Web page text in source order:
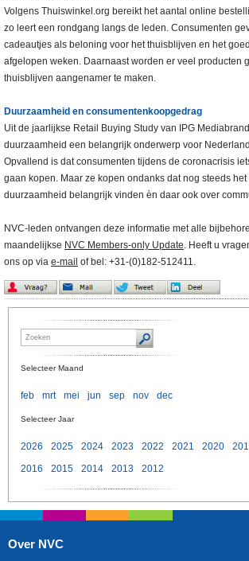
Volgens Thuiswinkel.org bereikt het aantal online
zo leert een rondgang langs de leden. Consumenten
cadeautjes als beloning voor het thuisblijven en het
afgelopen weken. Daarnaast worden er veel producten
thuisblijven aangenamer te maken.
Duurzaamheid en consumentenkoopgedrag
Uit de jaarlijkse Retail Buying Study van IPG
duurzaamheid een belangrijk onderwerp voor
Opvallend is dat consumenten tijdens de coronacrisis
gaan kopen. Maar ze kopen ondanks dat nog steeds
duurzaamheid belangrijk vinden èn daar ook over
NVC-leden ontvangen deze informatie met alle
maandelijkse NVC Members-only Update. Heeft u
ons op via e-mail of bel: +31-(0)182-512411.
Selecteer Maand
feb mrt mei jun sep nov dec
Selecteer Jaar
2026 2025 2024 2023 2022 2021 2020
2016
2015 2014 2013 2012
Over NVC